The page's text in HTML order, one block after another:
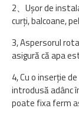
2、Ușor de
curți, balcoane,
3, Aspersorul
asigură că apa
4, Cu o inserție
introdusă adânc
poate fixa ferm